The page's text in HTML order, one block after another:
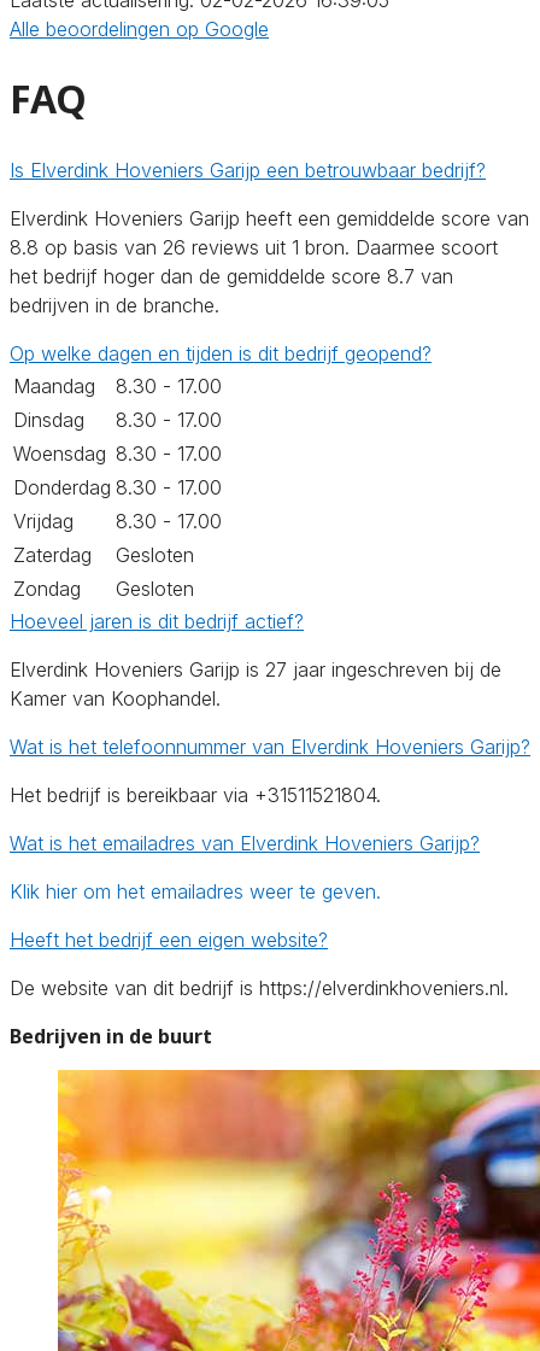
Alle beoordelingen op Google
FAQ
Is Elverdink Hoveniers Garijp een betrouwbaar bedrijf?
Elverdink Hoveniers Garijp heeft een gemiddelde score van
8.8 op basis van 26 reviews uit 1 bron. Daarmee scoort
het bedrijf hoger dan de gemiddelde score 8.7 van
bedrijven in de branche.
Op welke dagen en tijden is dit bedrijf geopend?
Maandag
8.30 - 17.00
Dinsdag
8.30 - 17.00
Woensdag 8.30 - 17.00
Donderdag 8.30 - 17.00
Vrijdag
8.30 - 17.00
Zaterdag
Gesloten
Zondag
Gesloten
Hoeveel jaren is dit bedrijf actief?
Elverdink Hoveniers Garijp is 27 jaar ingeschreven bij de
Kamer van Koophandel.
Wat is het telefoonnummer van Elverdink Hoveniers Garijp?
Het bedrijf is bereikbaar via +31511521804.
Wat is het emailadres van Elverdink Hoveniers Garijp?
Klik hier om het emailadres weer te geven.
Heeft het bedrijf een eigen website?
De website van dit bedrijf is https://elverdinkhoveniers.nl.
Bedrijven in de buurt